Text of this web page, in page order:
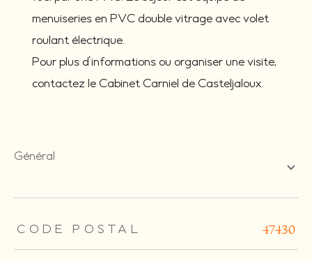
menuiseries en PVC double vitrage avec volet
roulant électrique.
Pour plus d'informations ou organiser une visite,
contactez le Cabinet Carniel de Casteljaloux.
général
TRAD_ZEPHYR_Caracteristique TRAD_ZEPHYR_Valeurs
CODE POSTAL 47430